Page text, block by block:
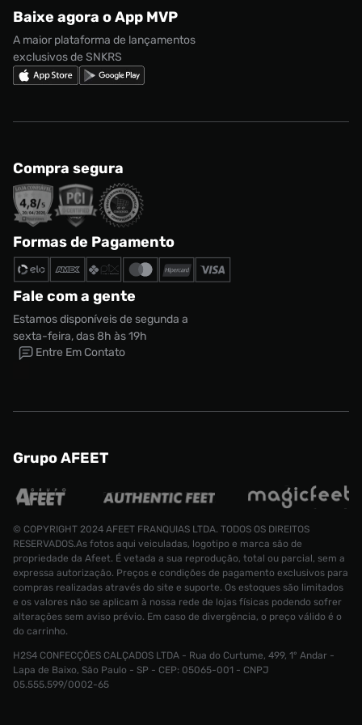
Nike Shox
Regulamento Cupom
Baixe agora o App MVP
A maior plataforma de lançamentos
exclusivos de SNKRS
Compra segura
Formas de Pagamento
Fale com a gente
Estamos disponíveis de segunda a
sexta-feira, das 8h às 19h
Entre Em Contato
Grupo AFEET
© COPYRIGHT 2024 AFEET FRANQUIAS LTDA. TODOS OS DIREITOS
RESERVADOS.As fotos aqui veiculadas, logotipo e marca são de
propriedade da Afeet. É vetada a sua reprodução, total ou parcial, sem a
expressa autorização. Preços e condições de pagamento exclusivos para
compras realizadas através do site e suporte. Os estoques são limitados
e os valores não se aplicam à nossa rede de lojas físicas podendo sofrer
alterações sem aviso prévio. Em caso de divergência, o preço válido é o
do carrinho.
H2S4 CONFECÇÕES CALÇADOS LTDA - Rua do Curtume, 499, 1° Andar -
Lapa de Baixo, São Paulo - SP - CEP: 05065-001 - CNPJ
05.555.599/0002-65